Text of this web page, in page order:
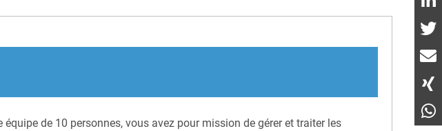
de 10 personnes, vous avez pour mission de gérer et traiter les